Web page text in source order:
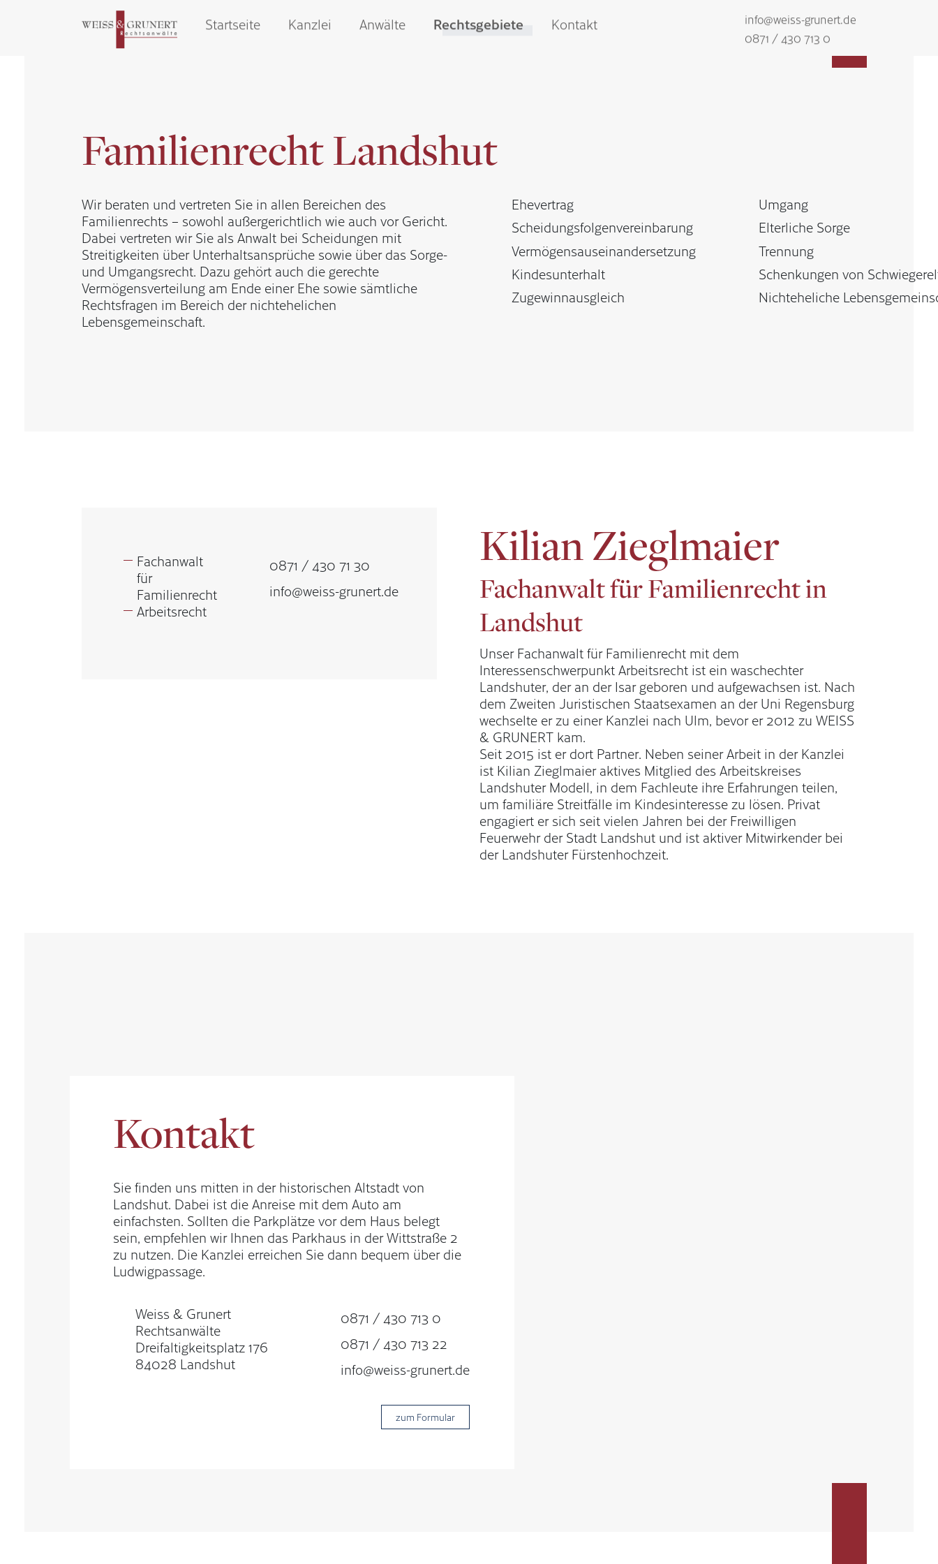
geschlossen öffnet um 08:00 Uhr info@weiss-grunert.de 0871 / 430 713 0 Strafverteidiger-Notruf:0152 / 068 592 75
Startseite Kanzlei Anwälte Rechtsgebiete Kontakt
info@weiss-grunert.de
0871 / 430 713 0
zurück zur Übersicht
Familienrecht Landshut
Wir beraten und vertreten Sie in allen Bereichen des
Familienrechts – sowohl außergerichtlich wie auch vor Gericht.
Dabei vertreten wir Sie als Anwalt bei Scheidungen mit
Streitigkeiten über Unterhaltsansprüche sowie über das Sorge-
und Umgangsrecht. Dazu gehört auch die gerechte
Vermögensverteilung am Ende einer Ehe sowie sämtliche
Rechtsfragen im Bereich der nichtehelichen
Lebensgemeinschaft.
Ehevertrag
Scheidungsfolgen­vereinbarung
Vermögensausein­andersetzung
Kindesunterhalt
Zugewinnausgleich
Umgang
Elterliche Sorge
Trennung
Schenkungen von
Nichteheliche
Fachanwalt
für
Familienrecht
Arbeitsrecht
0871 / 430 71 30
info@weiss-grunert.de
Kilian Zieglmaier
Fachanwalt für Familienrecht in
Landshut
Unser Fachanwalt für Familienrecht mit dem
Interessenschwerpunkt Arbeitsrecht ist ein waschechter
Landshuter, der an der Isar geboren und aufgewachsen ist. Nach
dem Zweiten Juristischen Staatsexamen an der Uni Regensburg
wechselte er zu einer Kanzlei nach Ulm, bevor er 2012 zu WEISS
& GRUNERT kam.
Seit 2015 ist er dort Partner. Neben seiner Arbeit in der Kanzlei
ist Kilian Zieglmaier aktives Mitglied des Arbeitskreises
Landshuter Modell, in dem Fachleute ihre Erfahrungen teilen,
um familiäre Streitfälle im Kindesinteresse zu lösen. Privat
engagiert er sich seit vielen Jahren bei der Freiwilligen
Feuerwehr der Stadt Landshut und ist aktiver Mitwirkender bei
der Landshuter Fürstenhochzeit.
Kontakt
Sie finden uns mitten in der historischen Altstadt von
Landshut. Dabei ist die Anreise mit dem Auto am
einfachsten. Sollten die Parkplätze vor dem Haus belegt
sein, empfehlen wir Ihnen das Parkhaus in der Wittstraße 2
zu nutzen. Die Kanzlei erreichen Sie dann bequem über die
Ludwigpassage.
Weiss & Grunert
Rechtsanwälte
Dreifaltigkeitsplatz 176
84028 Landshut
0871 / 430 713 0
0871 / 430 713 22
info@weiss-grunert.de
zum Formular